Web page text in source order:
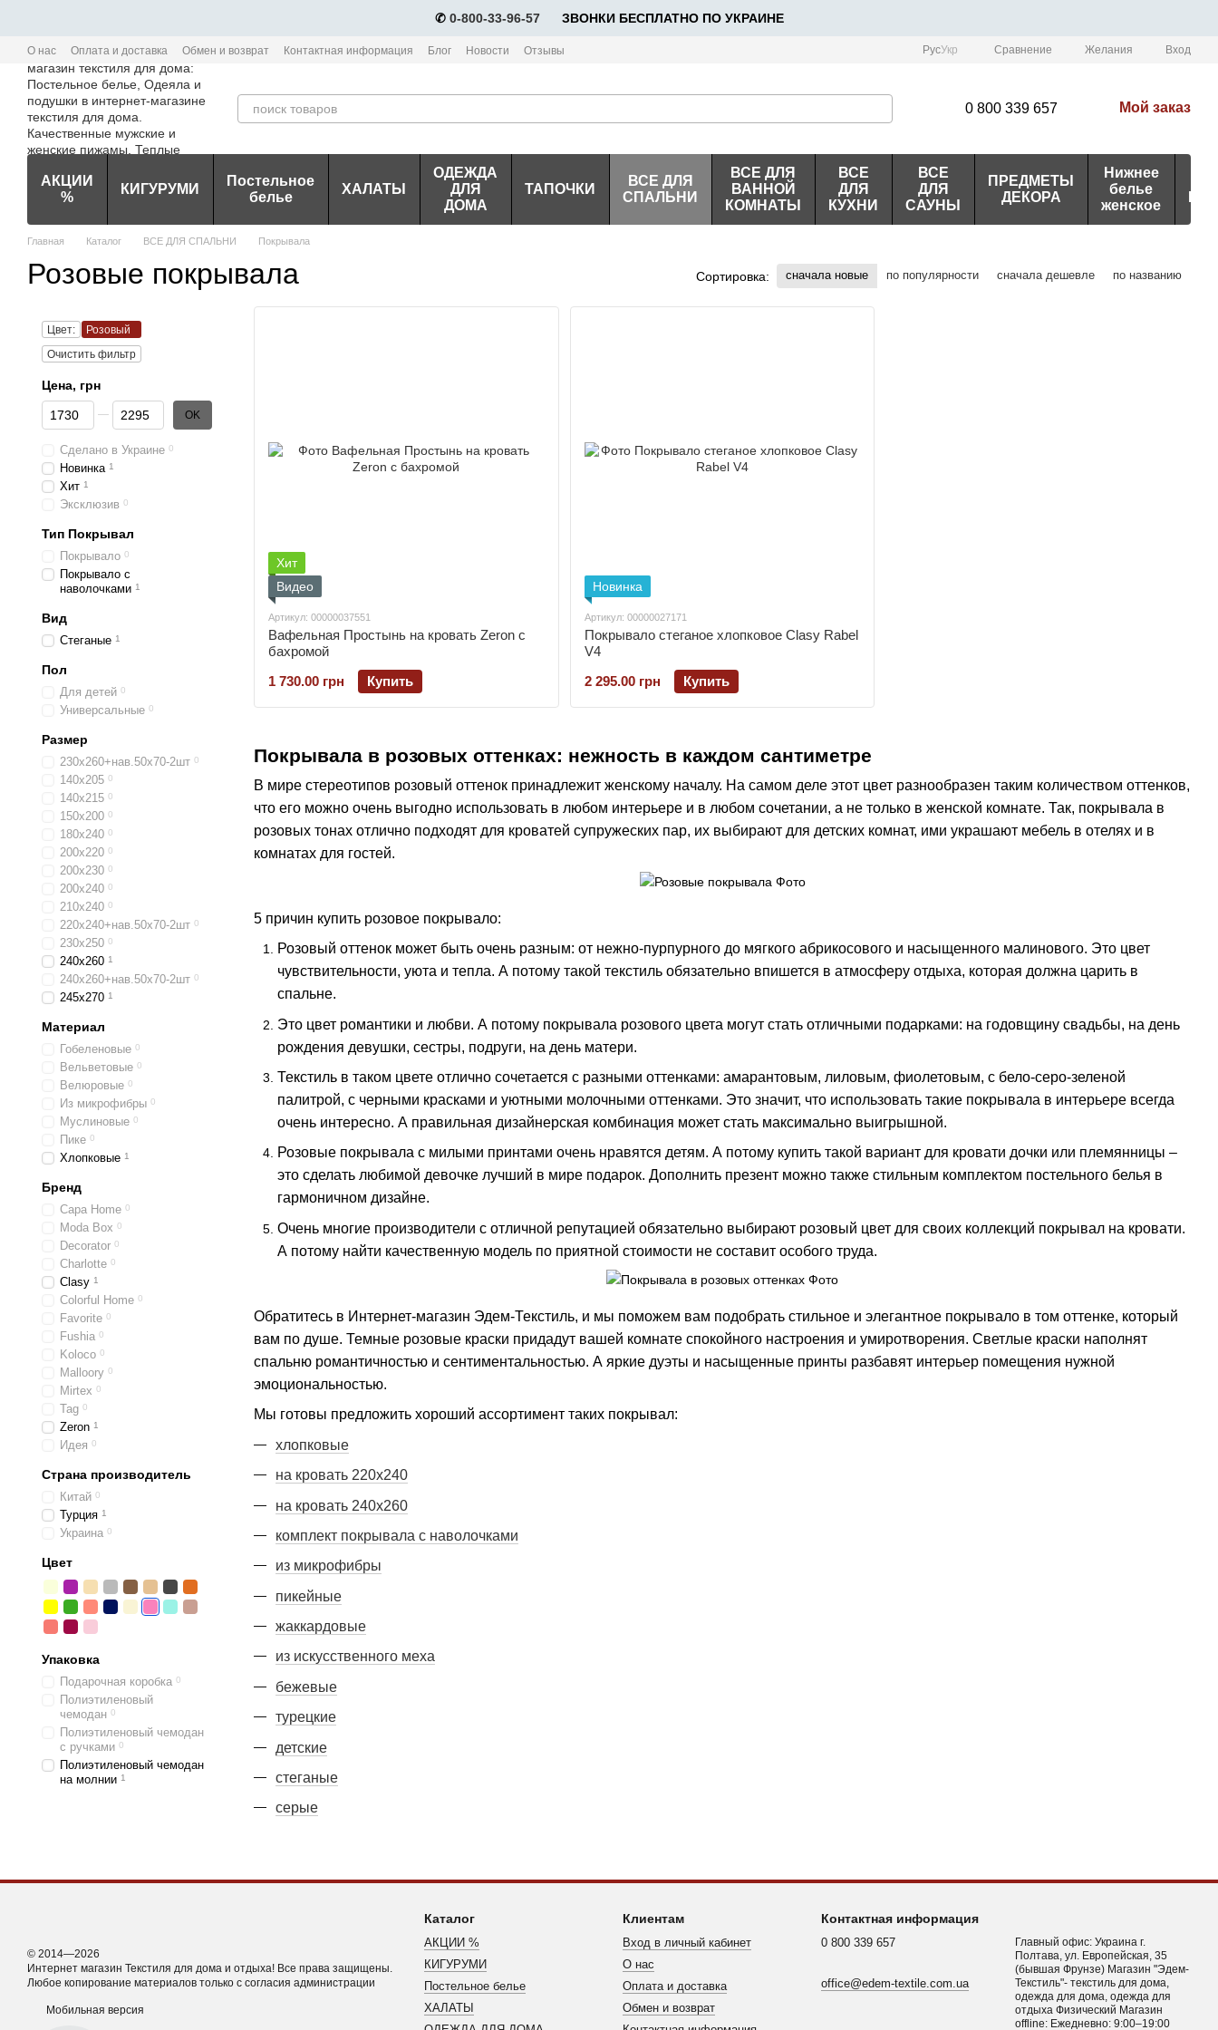
✆ 0-800-33-96-57⠀⠀ЗВОНКИ БЕСПЛАТНО ПО УКРАИНЕ
О нас Оплата и доставка Обмен и возврат Контактная информация Блог Новости
Отзывы
Политика конфиденциальности мобильного приложения Edem-Textile
РусУкр Сравнение Желания Вход
0 800 339 657 Мой заказ
АКЦИИ
%
КИГУРУМИ
Постельное
белье
ХАЛАТЫ
ОДЕЖДА
ДЛЯ
ДОМА
ТАПОЧКИ
ВСЕ ДЛЯ
СПАЛЬНИ
ВСЕ ДЛЯ
ВАННОЙ
КОМНАТЫ
ВСЕ
ДЛЯ
КУХНИ
ВСЕ
ДЛЯ
САУНЫ
ПРЕДМЕТЫ
ДЕКОРА
Нижнее
белье
женское
Главная Каталог ВСЕ ДЛЯ СПАЛЬНИ Покрывала
Розовые покрывала Сортировка: сначала новые по популярности сначала дешевле по названию
Покрывала в розовых оттенках: нежность в каждом сантиметре
В мире стереотипов розовый оттенок принадлежит женскому началу. На самом деле этот цвет разнообразен таким количеством оттенков,
что его можно очень выгодно использовать в любом интерьере и в любом сочетании, а не только в женской комнате. Так, покрывала в
розовых тонах отлично подходят для кроватей супружеских пар, их выбирают для детских комнат, ими украшают мебель в отелях и в
комнатах для гостей.
5 причин купить розовое покрывало:
Розовый оттенок может быть очень разным: от нежно-пурпурного до мягкого абрикосового и насыщенного малинового. Это цвет
чувствительности, уюта и тепла. А потому такой текстиль обязательно впишется в атмосферу отдыха, которая должна царить в
спальне.
Это цвет романтики и любви. А потому покрывала розового цвета могут стать отличными подарками: на годовщину свадьбы, на день
рождения девушки, сестры, подруги, на день матери.
Текстиль в таком цвете отлично сочетается с разными оттенками: амарантовым, лиловым, фиолетовым, с бело-серо-зеленой
палитрой, с черными красками и уютными молочными оттенками. Это значит, что использовать такие покрывала в интерьере всегда
очень интересно. А правильная дизайнерская комбинация может стать максимально выигрышной.
Розовые покрывала с милыми принтами очень нравятся детям. А потому купить такой вариант для кровати дочки или племянницы –
это сделать любимой девочке лучший в мире подарок. Дополнить презент можно также стильным комплектом постельного белья в
гармоничном дизайне.
Очень многие производители с отличной репутацией обязательно выбирают розовый цвет для своих коллекций покрывал на кровати.
А потому найти качественную модель по приятной стоимости не составит особого труда.
Обратитесь в Интернет-магазин Эдем-Текстиль, и мы поможем вам подобрать стильное и элегантное покрывало в том оттенке, который
вам по душе. Темные розовые краски придадут вашей комнате спокойного настроения и умиротворения. Светлые краски наполнят
спальню романтичностью и сентиментальностью. А яркие дуэты и насыщенные принты разбавят интерьер помещения нужной
эмоциональностью.
Мы готовы предложить хороший ассортимент таких покрывал:
хлопковые
на кровать 220х240
на кровать 240х260
комплект покрывала с наволочками
из микрофибры
пикейные
жаккардовые
из искусственного меха
бежевые
турецкие
детские
стеганые
серые
Хит
Видео
Артикул: 00000037551
Вафельная Простынь на кровать Zeron с
бахромой
1 730.00 грн
Купить
Новинка
Артикул: 00000027171
Покрывало стеганое хлопковое Clasy Rabel
V4
2 295.00 грн
Купить
Цвет:
Розовый
Очистить фильтр
Цена, грн
От Цена, грн
До Цена, грн OK
Сделано в Украине 0
Новинка 1
Хит 1
Эксклюзив 0
Тип Покрывал
Покрывало 0
Покрывало с
наволочками 1
Вид
Стеганые 1
Пол
Для детей 0
Универсальные 0
Размер
230х260+нав.50х70-2шт 0
140х205 0
140х215 0
150х200 0
180x240 0
200х220 0
200х230 0
200х240 0
210х240 0
220х240+нав.50х70-2шт 0
230х250 0
240х260 1
240х260+нав.50х70-2шт 0
245х270 1
Материал
Гобеленовые 0
Вельветовые 0
Велюровые 0
Из микрофибры 0
Муслиновые 0
Пике 0
Хлопковые 1
Бренд
Capa Home 0
Moda Box 0
Decorator 0
Charlotte 0
Clasy 1
Colorful Home 0
Favorite 0
Fushia 0
Koloco 0
Malloory 0
Mirtex 0
Tag 0
Zeron 1
Идея 0
Страна производитель
Китай 0
Турция 1
Украина 0
Цвет
Упаковка
Подарочная коробка 0
Полиэтиленовый
чемодан 0
Полиэтиленовый чемодан
с ручками 0
Полиэтиленовый чемодан
на молнии 1
© 2014—2026
Интернет магазин Текстиля для дома и отдыха! Все права защищены.
Любое копирование материалов только с согласия администрации
Мобильная версия
Каталог
АКЦИИ %
КИГУРУМИ
Постельное белье
ХАЛАТЫ
Клиентам
Вход в личный кабинет
О нас
Оплата и доставка
Обмен и возврат
Контактная информация
0 800 339 657
office@edem-textile.com.ua
Главный офис: Украина г.
Полтава, ул. Европейская, 35
(бывшая Фрунзе) Магазин "Эдем-
Текстиль"- текстиль для дома,
одежда для дома, одежда для
отдыха Физический Магазин
offline: Ежедневно: 9:00–19:00